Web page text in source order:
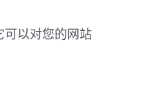
可以对您的网站